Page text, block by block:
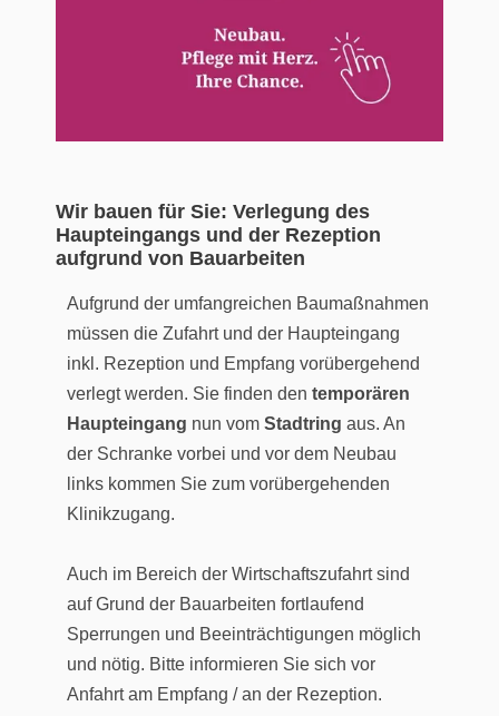
Wir bauen für Sie: Verlegung des
Haupteingangs und der Rezeption
aufgrund von Bauarbeiten
Aufgrund der umfangreichen Baumaßnahmen
müssen die Zufahrt und der Haupteingang
inkl. Rezeption und Empfang vorübergehend
verlegt werden. Sie finden den temporären
Haupteingang nun vom Stadtring aus. An
der Schranke vorbei und vor dem Neubau
links kommen Sie zum vorübergehenden
Klinikzugang.
Auch im Bereich der Wirtschaftszufahrt sind
auf Grund der Bauarbeiten fortlaufend
Sperrungen und Beeinträchtigungen möglich
und nötig. Bitte informieren Sie sich vor
Anfahrt am Empfang / an der Rezeption.